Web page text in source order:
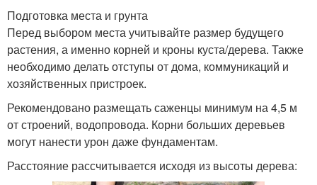
Подготовка места и грунта
Перед выбором места учитывайте размер будущего
растения, а именно корней и кроны куста/дерева. Также
необходимо делать отступы от дома, коммуникаций и
хозяйственных пристроек.
Рекомендовано размещать саженцы минимум на 4,5 м
от строений, водопровода. Корни больших деревьев
могут нанести урон даже фундаментам.
Расстояние рассчитывается исходя из высоты дерева: